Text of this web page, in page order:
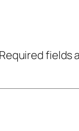
Required fields